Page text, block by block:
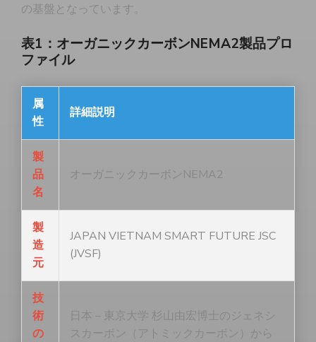
の基盤となっています。
表1：オーガニックカーボンNEMA2製品プロ
ファイル
属
性
詳細説明
製
品
名
オーガニックカーボンNEMA2
製
造
元
JAPAN VIETNAM SMART FUTURE JSC
(JVSF)
技
術
の
日本 – 東京大学 杉山由宏博士のジェネシ
スカーボン（アトミックカーボン）から